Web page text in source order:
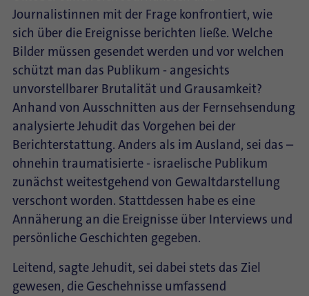
Journalistinnen mit der Frage konfrontiert, wie
sich über die Ereignisse berichten ließe. Welche
Bilder müssen gesendet werden und vor welchen
schützt man das Publikum - angesichts
unvorstellbarer Brutalität und Grausamkeit?
Anhand von Ausschnitten aus der Fernsehsendung
analysierte Jehudit das Vorgehen bei der
Berichterstattung. Anders als im Ausland, sei das –
ohnehin traumatisierte - israelische Publikum
zunächst weitestgehend von Gewaltdarstellung
verschont worden. Stattdessen habe es eine
Annäherung an die Ereignisse über Interviews und
persönliche Geschichten gegeben.
Leitend, sagte Jehudit, sei dabei stets das Ziel
gewesen, die Geschehnisse umfassend